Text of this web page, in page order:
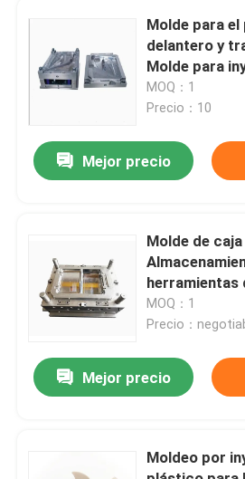
Sobre nosotros
Control de calidad
Contacta con nosotros
Noticias
Casos de trabajo
Muelas inyectables de piezas
Molde para
delantero y
Molde para
automóviles
MOQ：1
Precio：10
Mejor precio
Molde de
herramientas
personalizado
MOQ：1
Precio：
Mejor precio
Moldeo por